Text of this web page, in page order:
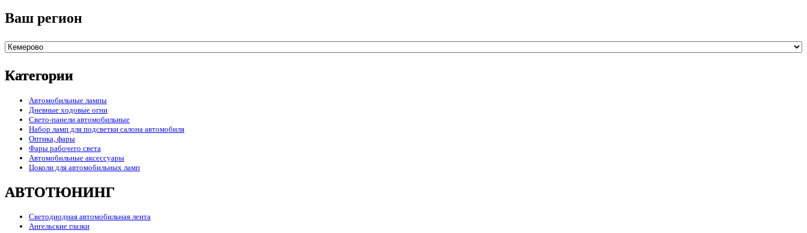
Ваш регион
Категории
Автомобильные лампы
Дневные ходовые огни
Свето-панели автомобильные
Набор ламп для подсветки салона автомобиля
Оптика, фары
Фары рабочего света
Автомобильные аксессуары
Цоколи для автомобильных ламп
АВТОТЮНИНГ
Светодиодная автомобильная лента
Ангельские глазки